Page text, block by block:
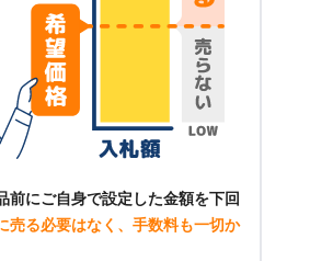
前にご自身で設定した金額を下回
売る必要はなく、手数料も一切か